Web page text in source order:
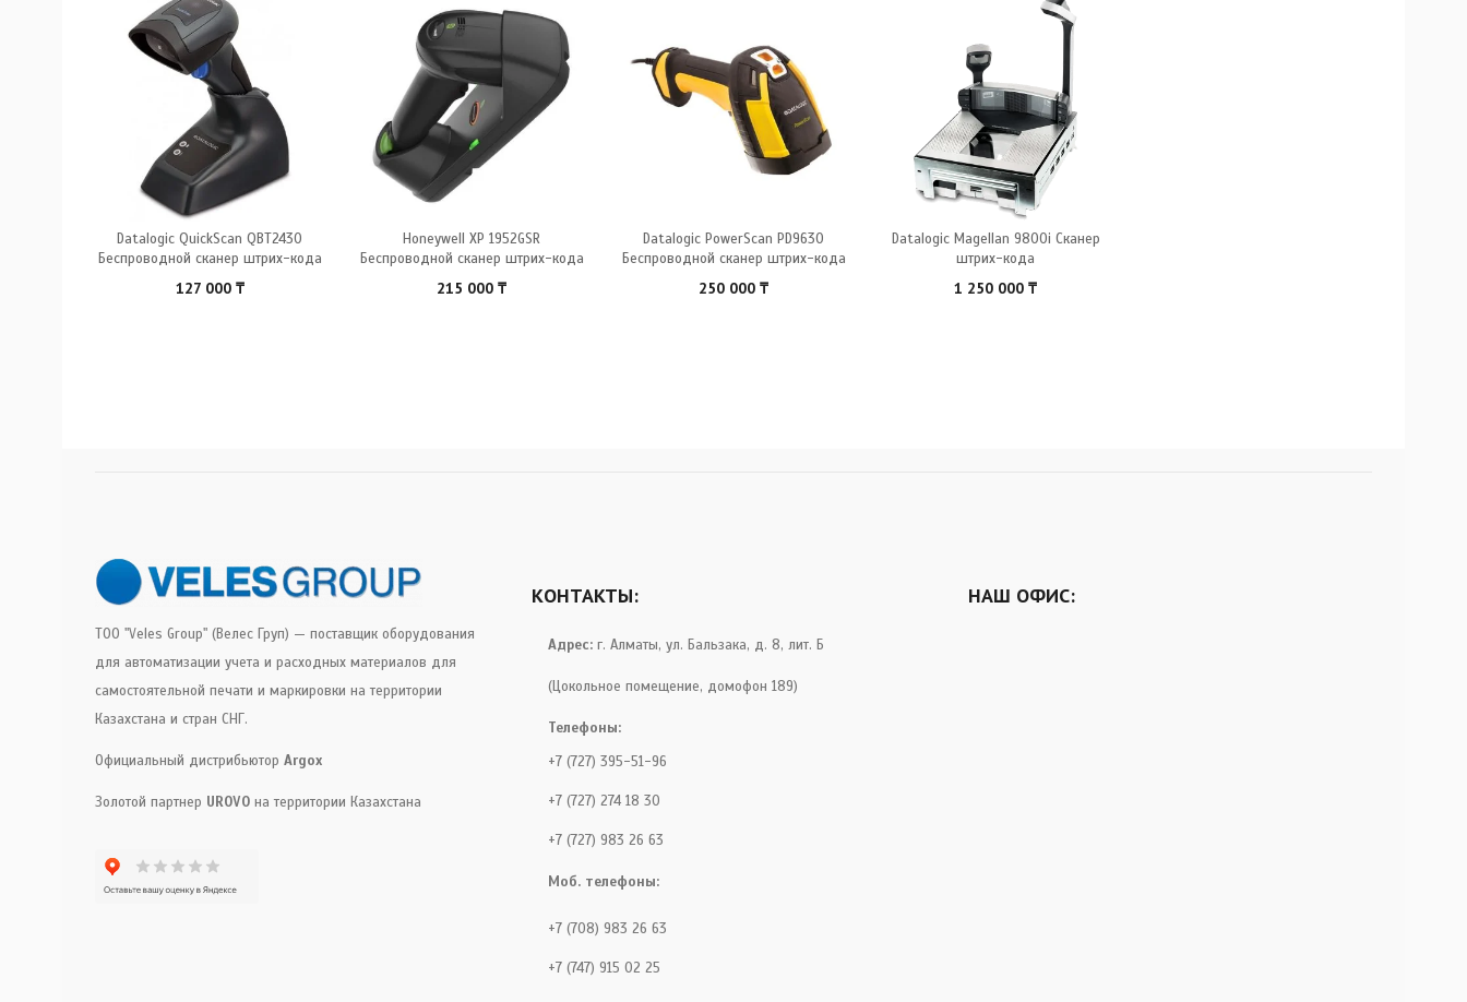
Datalogic QuickScan QBT2430
Беспроводной сканер штрих-кода
127 000 ₸
Honeywell XP 1952GSR
Беспроводной сканер штрих-кода
215 000 ₸
Datalogic PowerScan PD9630
Беспроводной сканер штрих-кода
250 000 ₸
Datalogic Magellan 9800i Сканер
штрих-кода
1 250 000 ₸
ТОО "Veles Group" (Велес Груп) — поставщик оборудования
для автоматизации учета и расходных материалов для
самостоятельной печати и маркировки на территории
Казахстана и стран СНГ.
Официальный дистрибьютор Argox
Золотой партнер UROVO на территории Казахстана
КОНТАКТЫ:
Адрес: г. Алматы, ул. Бальзака, д. 8, лит. Б
(Цокольное помещение, домофон 189)
Телефоны:
+7 (727) 395-51-96
+7 (727) 274 18 30
+7 (727) 983 26 63
Моб. телефоны:
+7 (708) 983 26 63
+7 (747) 915 02 25
НАШ ОФИС: